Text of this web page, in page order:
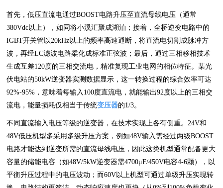
首先，低压直流电通过BOOST电路升压至直流母线电压（通常
380Vdc以上），如同将小溪汇聚成湖泊；接着，全桥逆变电路中的
IGBT开关管以20kHz以上的频率高速通断，将直流电切割成脉冲方
波，再经LC滤波电路柔化成标准正弦波；最后，通过三相移相技术
生成互差120度的三相交流电，精准复现工业电网的相位特征。某光
伏电站的50kW逆变器实测数据显示，这一转换过程的综合效率可达
92%-95%，意味着每输入100度直流电，就能输出92度以上的三相交
流电，能量损耗仅相当于传统变压器的1/3。
不同直流输入电压等级的逆变器，在技术实现上各有侧重。24V和
48V低压机型多采用多级升压方案，例如48V输入需经过两级BOOST
电路才能达到逆变所需的直流母线电压，因此这类机型通常配备更大
容量的储能电容（如48V/5kW逆变器需4700μF/450V电容4-6颗），以
平衡升压过程中的电压波动；而60V以上机型可通过单级升压实现转